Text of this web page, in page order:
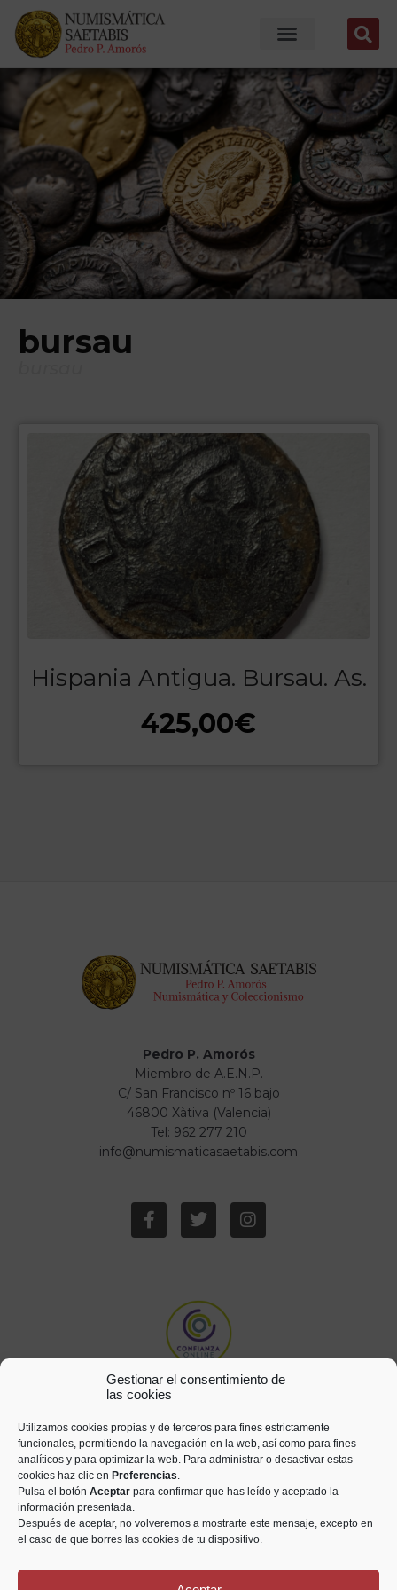
Gestionar el consentimiento de
las cookies
Utilizamos cookies propias y de terceros para fines estrictamente
funcionales, permitiendo la navegación en la web, así como para fines
analíticos y para optimizar la web. Para administrar o desactivar estas
cookies haz clic en Preferencias.
Pulsa el botón Aceptar para confirmar que has leído y aceptado la
información presentada.
Después de aceptar, no volveremos a mostrarte este mensaje, excepto en
el caso de que borres las cookies de tu dispositivo.
bursau
Hispania Antigua. Bursau. As.
425,00€
Pedro P. Amorós
Miembro de A.E.N.P.
C/ San Francisco nº 16 bajo
46800 Xàtiva (Valencia)
Tel: 962 277 210
info@numismaticasaetabis.com